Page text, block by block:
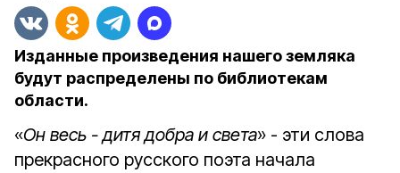
Изданные произведения нашего земляка
будут распределены по библиотекам
области.
«Он весь - дитя добра и света» - эти слова
прекрасного русского поэта начала